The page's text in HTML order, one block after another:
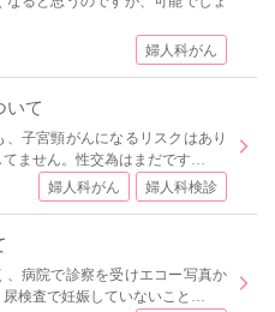
婦人科がん
いて
子宮頸がんになるリスクはあり
てません。性交為はまだです…
婦人科がん 婦人科検診
、病院で診察を受けエコー写真か
尿検査で妊娠していないこと…